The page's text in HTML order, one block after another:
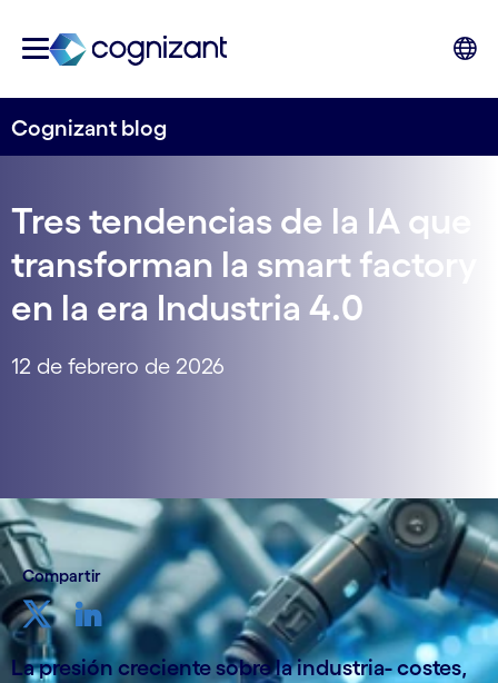
Cognizant blog
Tres tendencias de la IA que
transforman la smart factory
en la era Industria 4.0
12 de febrero de 2026
Compartir
La presión creciente sobre la industria- costes,